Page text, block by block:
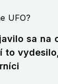
sa na
to